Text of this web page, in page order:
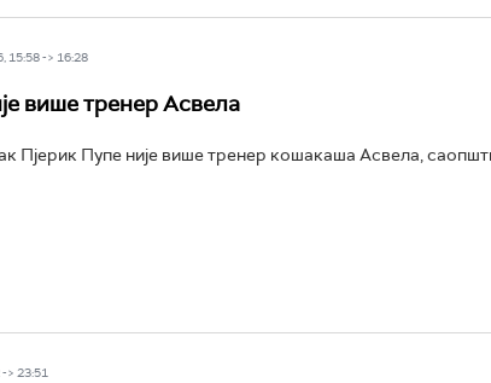
-> 16:28
више тренер Асвела
Пјерик Пупе није више тренер кошакаша Асвела,
> 23:51